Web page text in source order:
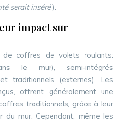
serait inséré).
impact sur
coffres de volets roulants:
le mur), semi-intégrés
traditionnels (externes). Les
offrent généralement une
traditionnels, grâce à leur
du mur. Cependant, même les